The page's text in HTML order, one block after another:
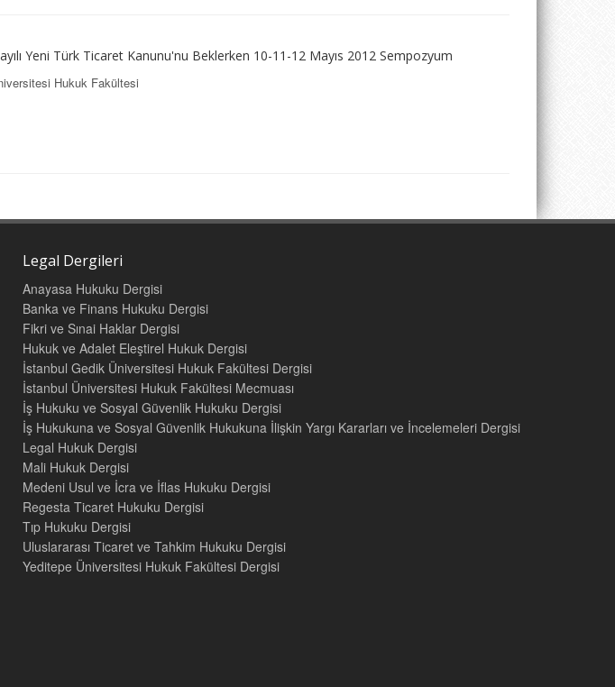
Yeni Türk Ticaret Kanunu'nu Beklerken 10-11-12 Mayıs 2012 Sempozyum
Hukuk Fakültesi
Legal Dergileri
Anayasa Hukuku Dergisi
Banka ve Finans Hukuku Dergisi
Fikri ve Sınai Haklar Dergisi
Hukuk ve Adalet Eleştirel Hukuk Dergisi
İstanbul Gedik Üniversitesi Hukuk Fakültesi Dergisi
İstanbul Üniversitesi Hukuk Fakültesi Mecmuası
İş Hukuku ve Sosyal Güvenlik Hukuku Dergisi
İş Hukukuna ve Sosyal Güvenlik Hukukuna İlişkin Yargı Kararları ve İncelemeleri Dergisi
Legal Hukuk Dergisi
Mali Hukuk Dergisi
Medeni Usul ve İcra ve İflas Hukuku Dergisi
Regesta Ticaret Hukuku Dergisi
Tıp Hukuku Dergisi
Uluslararası Ticaret ve Tahkim Hukuku Dergisi
Yeditepe Üniversitesi Hukuk Fakültesi Dergisi